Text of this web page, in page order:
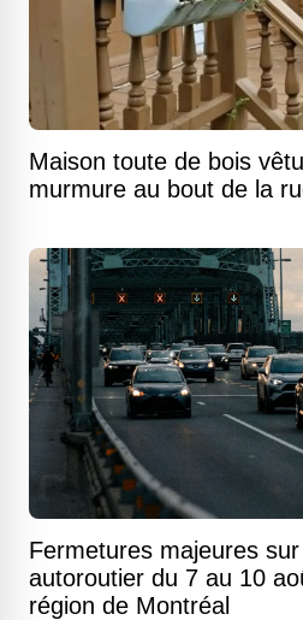
Maison toute de bois
murmure au bout de la
Fermetures majeures
autoroutier du 7 au 10
région de Montréal